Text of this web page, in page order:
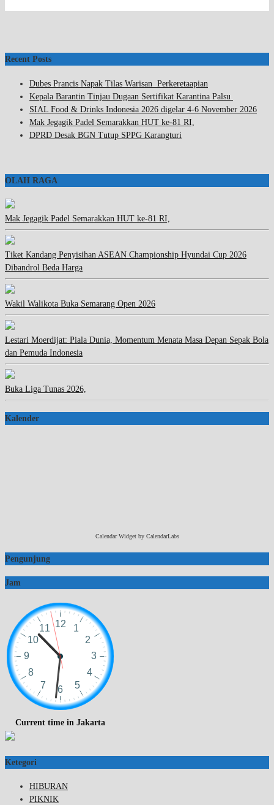
Recent Posts
Dubes Prancis Napak Tilas Warisan Perkeretaapian
Kepala Barantin Tinjau Dugaan Sertifikat Karantina Palsu
SIAL Food & Drinks Indonesia 2026 digelar 4-6 November 2026
Mak Jegagik Padel Semarakkan HUT ke-81 RI,
DPRD Desak BGN Tutup SPPG Karangturi
OLAH RAGA
Mak Jegagik Padel Semarakkan HUT ke-81 RI,
Tiket Kandang Penyisihan ASEAN Championship Hyundai Cup 2026
Dibandrol Beda Harga
Wakil Walikota Buka Semarang Open 2026
Lestari Moerdijat: Piala Dunia, Momentum Menata Masa Depan Sepak Bola
dan Pemuda Indonesia
Buka Liga Tunas 2026,
Kalender
Calendar Widget by CalendarLabs
Pengunjung
Jam
Current time in Jakarta
Ketegori
HIBURAN
PIKNIK